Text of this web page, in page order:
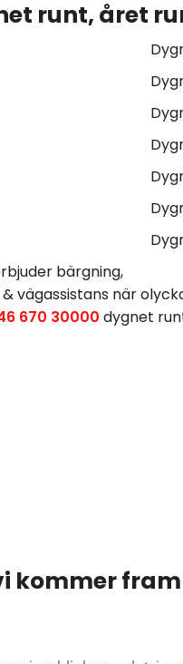
runt, året
bärgning,
vägassistans när
670 30000 dygnet
kommer